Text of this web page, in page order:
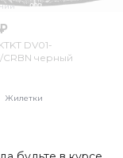
DV01-
CRBN черный
Жилетки